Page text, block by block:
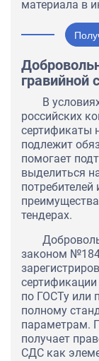
материала в
гравийной
В
российских
сертификаты
подлежит
помогает
выделиться
потребителей
тендерах.
законом
по ГОСТу или
полному
параметрам.
получает
СДС как